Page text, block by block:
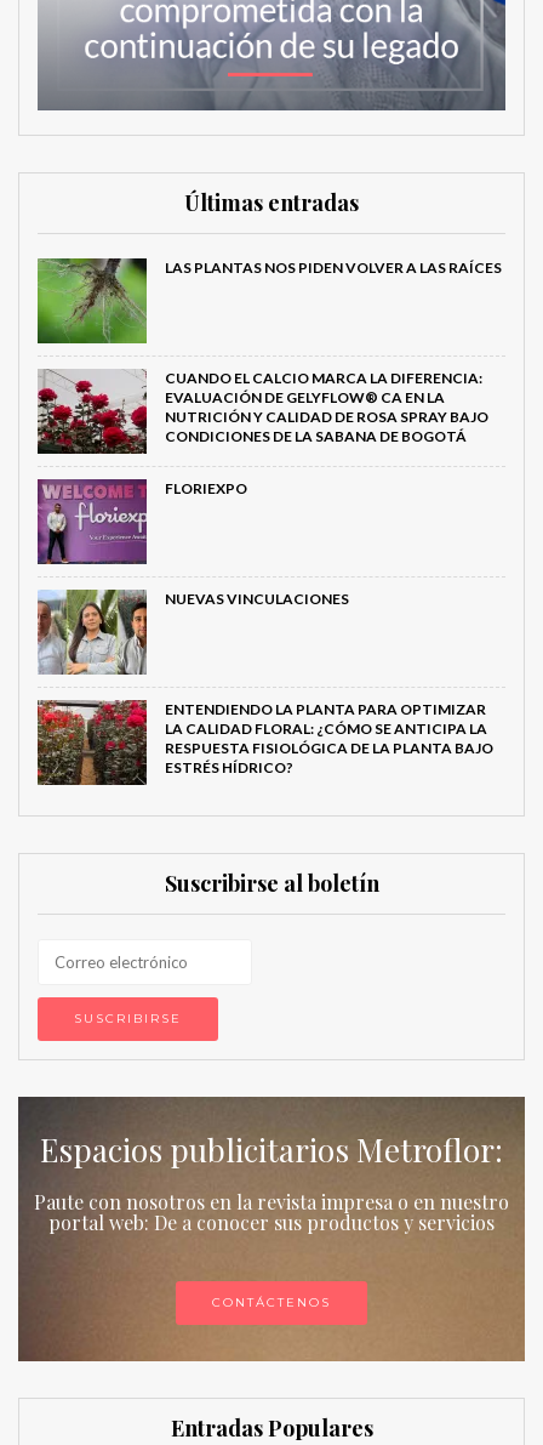
Últimas entradas
LAS PLANTAS NOS PIDEN VOLVER A LAS RAÍCES
CUANDO EL CALCIO MARCA LA DIFERENCIA:
EVALUACIÓN DE GELYFLOW® CA EN LA
NUTRICIÓN Y CALIDAD DE ROSA SPRAY BAJO
CONDICIONES DE LA SABANA DE BOGOTÁ
FLORIEXPO
NUEVAS VINCULACIONES
ENTENDIENDO LA PLANTA PARA OPTIMIZAR
LA CALIDAD FLORAL: ¿CÓMO SE ANTICIPA LA
RESPUESTA FISIOLÓGICA DE LA PLANTA BAJO
ESTRÉS HÍDRICO?
Suscribirse al boletín
Espacios publicitarios Metroflor:
Paute con nosotros en la revista impresa o en nuestro
portal web: De a conocer sus productos y servicios
CONTÁCTENOS
Entradas Populares